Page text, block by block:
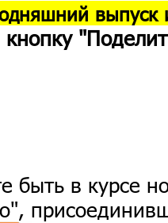
выпуск
быть в курсе